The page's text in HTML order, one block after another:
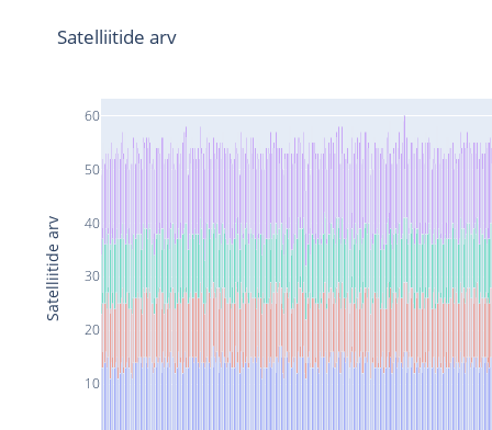
10
20
30
40
50
60
Satelliitide arv
Satelliitide arv